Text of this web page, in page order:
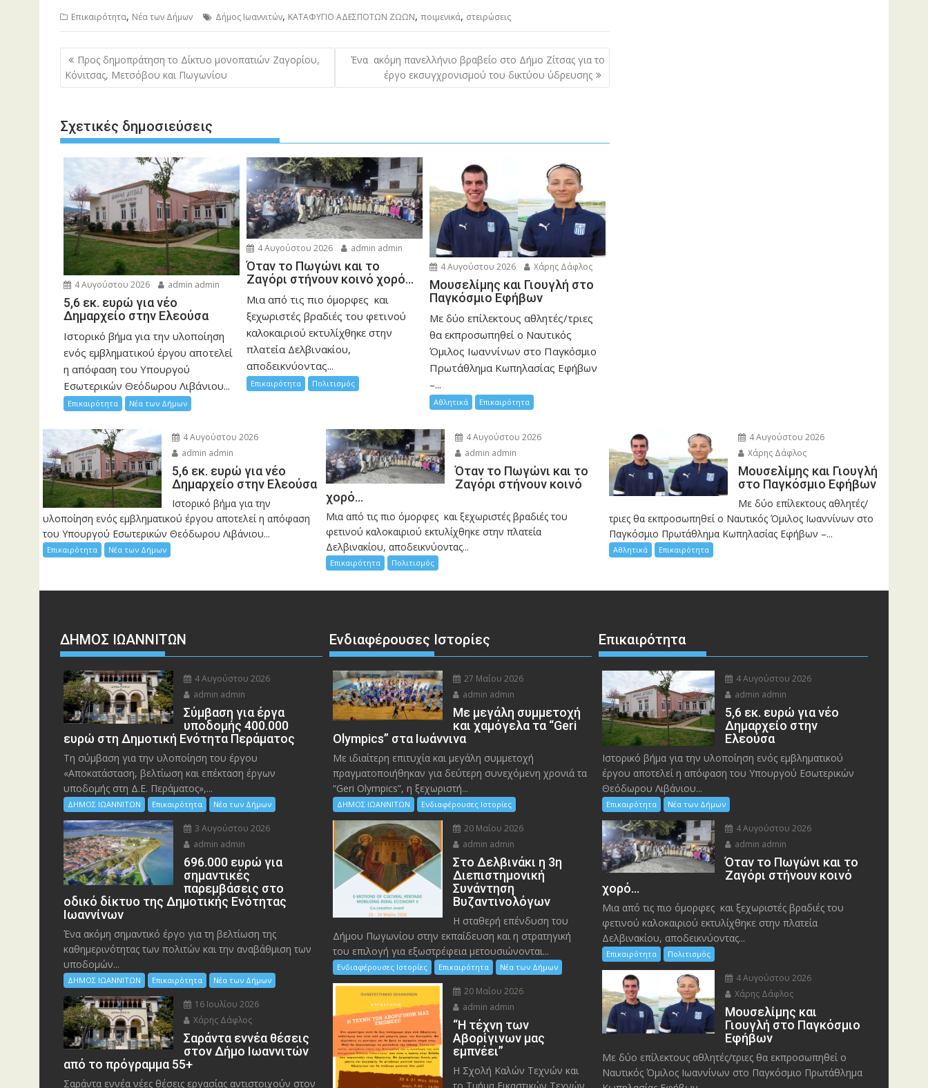
Επικαιρότητα, Νέα των Δήμων Δήμος Ιωαννιτών, ΚΑΤΑΦΥΓΙΟ ΑΔΕΣΠΟΤΩΝ ΖΩΩΝ, ποιμενικά, στειρώσεις
Πλοήγηση
άρθρων
Προς δημοπράτηση το Δίκτυο μονοπατιών Ζαγορίου,
Κόνιτσας, Μετσόβου και Πωγωνίου
Ένα ακόμη πανελλήνιο βραβείο στο Δήμο Ζίτσας για το
έργο εκσυγχρονισμού του δικτύου ύδρευσης
Σχετικές δημοσιεύσεις
4 Αυγούστου 2026 admin admin
5,6 εκ. ευρώ για νέο
Δημαρχείο στην Ελεούσα
Ιστορικό βήμα για την υλοποίηση
ενός εμβληματικού έργου αποτελεί
η απόφαση του Υπουργού
Εσωτερικών Θεόδωρου Λιβάνιου...
Επικαιρότητα Νέα των Δήμων
4 Αυγούστου 2026 admin admin
Όταν το Πωγώνι και το
Ζαγόρι στήνουν κοινό χορό…
Μια από τις πιο όμορφες και
ξεχωριστές βραδιές του φετινού
καλοκαιριού εκτυλίχθηκε στην
πλατεία Δελβινακίου,
αποδεικνύοντας...
Επικαιρότητα Πολιτισμός
4 Αυγούστου 2026 Χάρης Δάφλος
Μουσελίμης και Γιουγλή στο
Παγκόσμιο Εφήβων
Mε δύο επίλεκτους αθλητές/τριες
θα εκπροσωπηθεί ο Ναυτικός
Όμιλος Ιωαννίνων στο Παγκόσμιο
Πρωτάθλημα Κωπηλασίας Εφήβων
–...
Αθλητικά Επικαιρότητα
4 Αυγούστου 2026
admin admin
5,6 εκ. ευρώ για νέο
Δημαρχείο στην Ελεούσα
Ιστορικό βήμα για την
υλοποίηση ενός εμβληματικού έργου αποτελεί η απόφαση
του Υπουργού Εσωτερικών Θεόδωρου Λιβάνιου...
Επικαιρότητα Νέα των Δήμων
4 Αυγούστου 2026
admin admin
Όταν το Πωγώνι και το
Ζαγόρι στήνουν κοινό
χορό…
Μια από τις πιο όμορφες και ξεχωριστές βραδιές του
φετινού καλοκαιριού εκτυλίχθηκε στην πλατεία
Δελβινακίου, αποδεικνύοντας...
Επικαιρότητα Πολιτισμός
4 Αυγούστου 2026
Χάρης Δάφλος
Μουσελίμης και Γιουγλή
στο Παγκόσμιο Εφήβων
Mε δύο επίλεκτους αθλητές/
τριες θα εκπροσωπηθεί ο Ναυτικός Όμιλος Ιωαννίνων στο
Παγκόσμιο Πρωτάθλημα Κωπηλασίας Εφήβων –...
Αθλητικά Επικαιρότητα
ΔΗΜΟΣ ΙΩΑΝΝΙΤΩΝ
4 Αυγούστου 2026
admin admin
Σύμβαση για έργα
υποδομής 400.000
ευρώ στη Δημοτική Ενότητα Περάματος
Τη σύμβαση για την υλοποίηση του έργου
«Αποκατάσταση, βελτίωση και επέκταση έργων
υποδομής στη Δ.Ε. Περάματος»,...
ΔΗΜΟΣ ΙΩΑΝΝΙΤΩΝ Επικαιρότητα Νέα των Δήμων
3 Αυγούστου 2026
admin admin
696.000 ευρώ για
σημαντικές
παρεμβάσεις στο
οδικό δίκτυο της Δημοτικής Ενότητας
Ιωαννίνων
Ένα ακόμη σημαντικό έργο για τη βελτίωση της
καθημερινότητας των πολιτών και την αναβάθμιση των
υποδομών...
ΔΗΜΟΣ ΙΩΑΝΝΙΤΩΝ Επικαιρότητα Νέα των Δήμων
16 Ιουλίου 2026
Χάρης Δάφλος
Σαράντα εννέα θέσεις
στον Δήμο Ιωαννιτών
από το πρόγραμμα 55+
Σαράντα εννέα νέες θέσεις εργασίας αντιστοιχούν στον
Ενδιαφέρουσες Ιστορίες
27 Μαΐου 2026
admin admin
Με μεγάλη συμμετοχή
και χαμόγελα τα “Geri
Olympics” στα Ιωάννινα
Με ιδιαίτερη επιτυχία και μεγάλη συμμετοχή
πραγματοποιήθηκαν για δεύτερη συνεχόμενη χρονιά τα
“Geri Olympics”, η ξεχωριστή...
ΔΗΜΟΣ ΙΩΑΝΝΙΤΩΝ Ενδιαφέρουσες Ιστορίες
20 Μαΐου 2026
admin admin
Στο Δελβινάκι η 3η
Διεπιστημονική
Συνάντηση
Βυζαντινολόγων
Η σταθερή επένδυση του
Δήμου Πωγωνίου στην εκπαίδευση και η στρατηγική
του επιλογή για εξωστρέφεια μετουσιώνονται...
Ενδιαφέρουσες Ιστορίες Επικαιρότητα Νέα των Δήμων
20 Μαΐου 2026
admin admin
“Η τέχνη των
Αβορίγινων μας
εμπνέει”
Η Σχολή Καλών Τεχνών και
Επικαιρότητα
4 Αυγούστου 2026
admin admin
5,6 εκ. ευρώ για νέο
Δημαρχείο στην
Ελεούσα
Ιστορικό βήμα για την υλοποίηση ενός εμβληματικού
έργου αποτελεί η απόφαση του Υπουργού Εσωτερικών
Θεόδωρου Λιβάνιου...
Επικαιρότητα Νέα των Δήμων
4 Αυγούστου 2026
admin admin
Όταν το Πωγώνι και το
Ζαγόρι στήνουν κοινό
χορό…
Μια από τις πιο όμορφες και ξεχωριστές βραδιές του
φετινού καλοκαιριού εκτυλίχθηκε στην πλατεία
Δελβινακίου, αποδεικνύοντας...
Επικαιρότητα Πολιτισμός
4 Αυγούστου 2026
Χάρης Δάφλος
Μουσελίμης και
Γιουγλή στο Παγκόσμιο
Εφήβων
Mε δύο επίλεκτους αθλητές/τριες θα εκπροσωπηθεί ο
Ναυτικός Όμιλος Ιωαννίνων στο Παγκόσμιο Πρωτάθλημα